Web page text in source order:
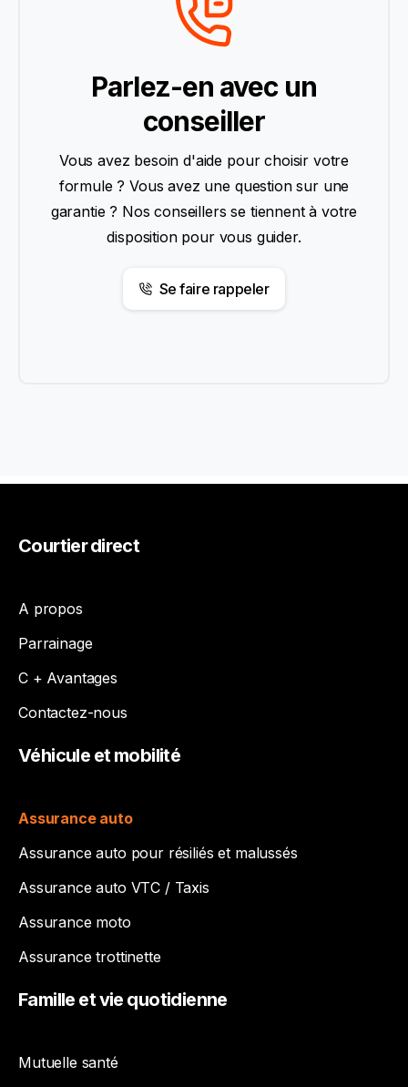
Parlez-en avec un
conseiller
Vous avez besoin d'aide pour choisir votre
formule ? Vous avez une question sur une
garantie ? Nos conseillers se tiennent à votre
disposition pour vous guider.
Se faire rappeler
Courtierdirect
A propos
Parrainage
C + Avantages
Contactez-nous
Véhicule etmobilité
Assurance auto
Assurance auto pour résiliés et malussés
Assurance auto VTC / Taxis
Assurance moto
Assurance trottinette
Famille etvie quotidienne
Mutuelle santé